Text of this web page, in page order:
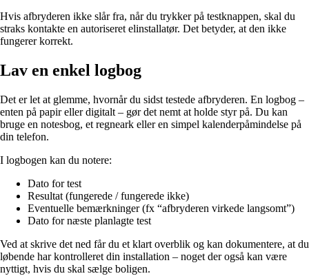
Hvis afbryderen ikke slår fra, når du trykker på testknappen, skal du
straks kontakte en autoriseret elinstallatør. Det betyder, at den ikke
fungerer korrekt.
Lav en enkel logbog
Det er let at glemme, hvornår du sidst testede afbryderen. En logbog –
enten på papir eller digitalt – gør det nemt at holde styr på. Du kan
bruge en notesbog, et regneark eller en simpel kalenderpåmindelse på
din telefon.
I logbogen kan du notere:
Dato for test
Resultat (fungerede / fungerede ikke)
Eventuelle bemærkninger (fx “afbryderen virkede langsomt”)
Dato for næste planlagte test
Ved at skrive det ned får du et klart overblik og kan dokumentere, at du
løbende har kontrolleret din installation – noget der også kan være
nyttigt, hvis du skal sælge boligen.